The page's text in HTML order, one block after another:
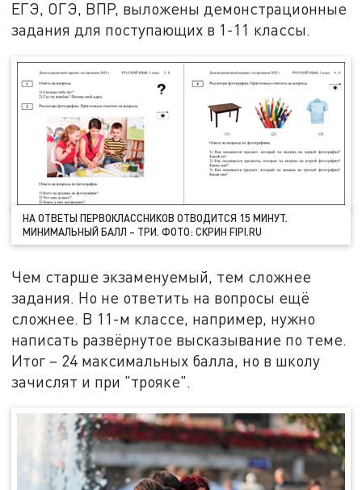
ЕГЭ, ОГЭ, ВПР, выложены демонстрационные
задания для поступающих в 1-11 классы.
НА ОТВЕТЫ ПЕРВОКЛАССНИКОВ ОТВОДИТСЯ 15 МИНУТ.
МИНИМАЛЬНЫЙ БАЛЛ – ТРИ. ФОТО: СКРИН FIPI.RU
Чем старше экзаменуемый, тем сложнее
задания. Но не ответить на вопросы ещё
сложнее. В 11-м классе, например, нужно
написать развёрнутое высказывание по теме.
Итог – 24 максимальных балла, но в школу
зачислят и при "трояке".